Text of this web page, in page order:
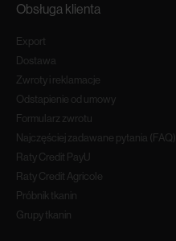
Obsługa klienta
Export
Dostawa
Zwroty i reklamacje
Odstapienie od umowy
Formularz zwrotu
Najczęściej zadawane pytania (FAQ)
Raty Credit PayU
Raty Credit Agricole
Próbnik tkanin
Grupy tkanin